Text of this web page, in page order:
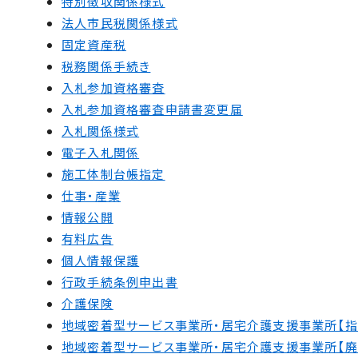
法人市民税関係様式
固定資産税
税務関係手続き
入札参加資格審査
入札参加資格審査申請書変更届
入札関係様式
電子入札関係
施工体制台帳指定
仕事・産業
情報公開
有料広告
個人情報保護
行政手続条例申出書
介護保険
地域密着型サービス事業所・居宅介護支援事業所【指
地域密着型サービス事業所・居宅介護支援事業所【廃